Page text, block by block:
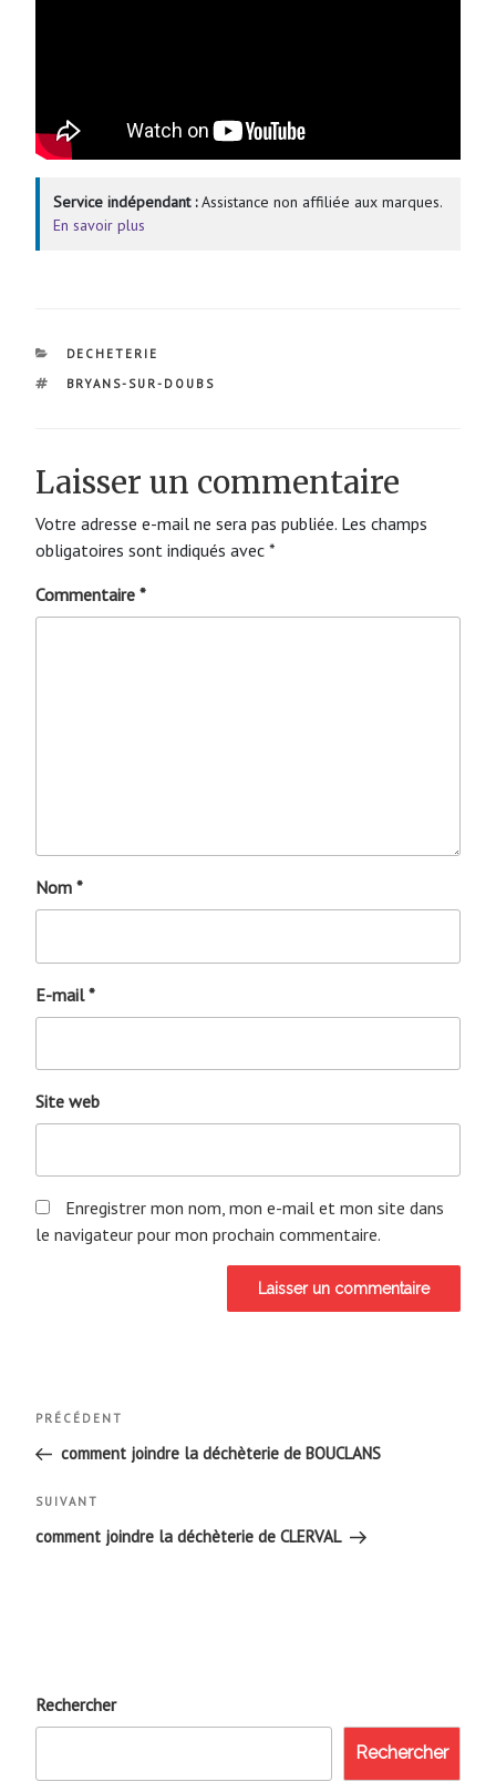
Service indépendant :Assistance non affiliée aux marques.
En savoir plus
CATÉGORIES
DECHETERIE
ÉTIQUETTES
BRYANS-SUR-DOUBS
Laisser un commentaire
Votre adresse e-mail ne sera pas publiée. Les champs
obligatoires sont indiqués avec *
Commentaire *
Nom *
E-mail*
Site web
Enregistrer mon nom, mon e-mail et mon site dans
le navigateur pour mon prochain commentaire.
Navigation
de
l’article
Article
précédent
PRÉCÉDENT
comment joindre la déchèterie de BOUCLANS
Article
suivant
SUIVANT
comment joindre la déchèterie de CLERVAL
Rechercher
Rechercher